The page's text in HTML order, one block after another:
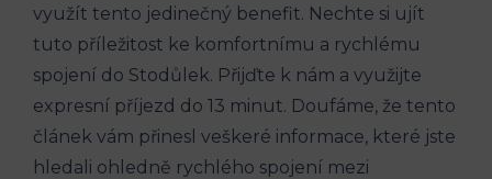
využít tento⁤ jedinečný benefit.‍ Nechte⁤ si ujít
tuto příležitost ke‌ komfortnímu‌ a​ rychlému
spojení do​ Stodůlek. Přijďte k nám a využijte
expresní příjezd do 13 minut. Doufáme, že tento
článek vám přinesl veškeré informace, které jste
hledali⁣ ohledně rychlého spojení mezi